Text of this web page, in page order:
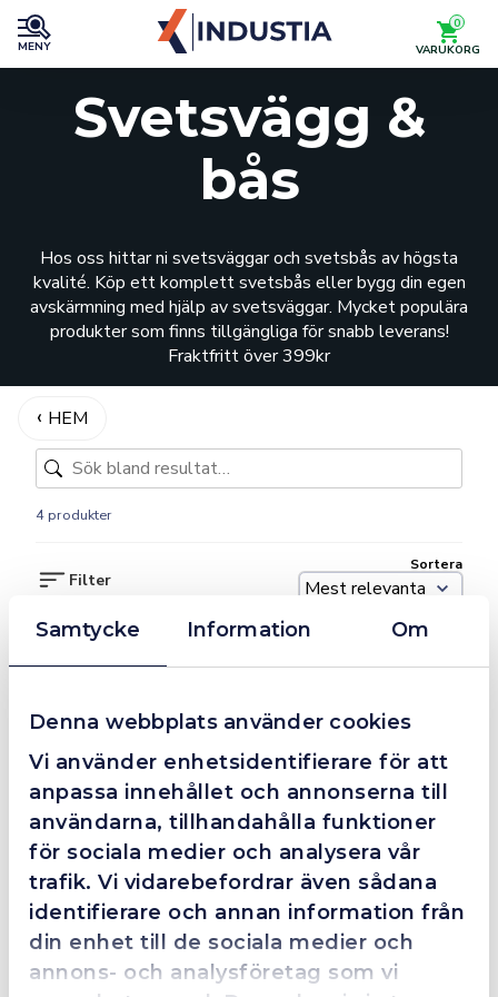
Samtycke Information Om
Denna webbplats använder cookies
Vi använder enhetsidentifierare för att
anpassa innehållet och annonserna till
användarna, tillhandahålla funktioner
för sociala medier och analysera vår
trafik. Vi vidarebefordrar även sådana
identifierare och annan information från
din enhet till de sociala medier och
annons- och analysföretag som vi
MENY
0
VARUKORG
Svetsvägg &
bås
Hos oss hittar ni svetsväggar och svetsbås av högsta
kvalité. Köp ett komplett svetsbås eller bygg din egen
avskärmning med hjälp av svetsväggar. Mycket populära
produkter som finns tillgängliga för snabb leverans!
Fraktfritt över 399kr
HEM
4 produkter
Sortera
Filter
Kampanj
Svetsbås komplett röda väggar 180x180x180
3 460 kr
3 990 kr
Mer info
Draperiring
16 kr
Mer info
Finns i lager Finns i lager